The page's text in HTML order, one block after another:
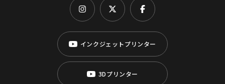
インクジェットプリンター
3Dプリンター